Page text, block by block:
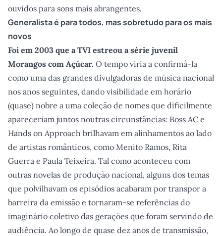
ouvidos para sons mais abrangentes.
Generalista é para todos, mas sobretudo para os mais
novos
Foi em 2003 que a TVI estreou a série juvenil
Morangos com Açúcar. O tempo viria a confirmá-la
como uma das grandes divulgadoras de música nacional
nos anos seguintes, dando visibilidade em horário
(quase) nobre a uma coleção de nomes que dificilmente
apareceriam juntos noutras circunstâncias: Boss AC e
Hands on Approach brilhavam em alinhamentos ao lado
de artistas românticos, como Menito Ramos, Rita
Guerra e Paula Teixeira. Tal como aconteceu com
outras novelas de produção nacional, alguns dos temas
que polvilhavam os episódios acabaram por transpor a
barreira da emissão e tornaram-se referências do
imaginário coletivo das gerações que foram servindo de
audiência. Ao longo de quase dez anos de transmissão,